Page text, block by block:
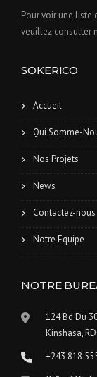
Pour voir une liste
veuillez consulter
SOKERICO
Accueil
Qui Somme-
Nos Projets
News
Contactez-nous
Notre Equipe
NOTRE
124 Bd Du
Kinshasa,
+243 818